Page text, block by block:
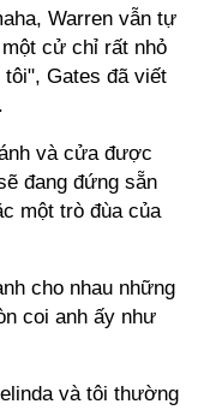
Warren vẫn tự
cử chỉ rất nhỏ
Gates đã viết
và cửa được
đang đứng sẵn
một trò đùa của
cho nhau những
coi anh ấy như
và tôi thường